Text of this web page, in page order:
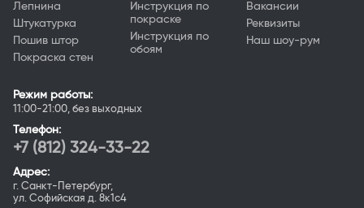
Лепнина
Штукатурка
Пошив штор
Покраска стен
Инструкция по
покраске
Инструкция по
обоям
Вакансии
Реквизиты
Наш шоу-рум
Режим работы:
11:00-21:00, без выходных
Телефон:
+7 (812) 324-33-22
Адрес:
г. Санкт-Петербург,
ул. Софийская д. 8к1с4